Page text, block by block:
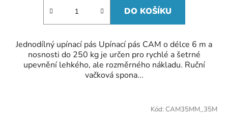
DO KOŠÍKU
Jednodílný upínací pás Upínací pás CAM o délce 6 m a
nosnosti do 250 kg je určen pro rychlé a šetrné
upevnění lehkého, ale rozměrného nákladu. Ruční
vačková spona...
Kód: CAM35MM_35M